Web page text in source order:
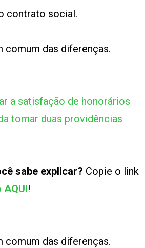
contrato social.
comum das diferenças.
a satisfação de honorários
tomar duas providências
sabe explicar? Copie o link
!
comum das diferenças.